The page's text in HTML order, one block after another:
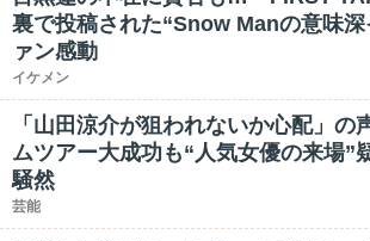
裏で投稿された“Snow Manの意味深
ァン感動
イケメン
「山田涼介が狙われないか心配」
ムツアー大成功も“人気女優の来場”
騒然
芸能